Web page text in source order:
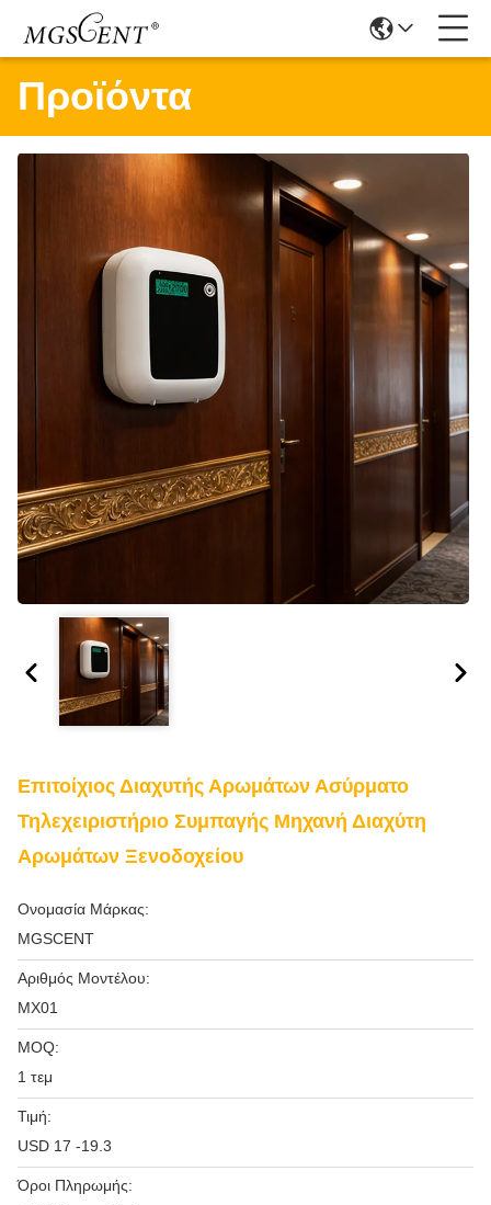
Προϊόντα
Επιτοίχιος Διαχυτής Αρωμάτων Ασύρματο
Τηλεχειριστήριο Συμπαγής Μηχανή Διαχύτη
Αρωμάτων Ξενοδοχείου
Ονομασία Μάρκας:
MGSCENT
Αριθμός Μοντέλου:
ΜΧ01
MOQ:
1 τεμ
Τιμή:
USD 17 -19.3
Όροι Πληρωμής: